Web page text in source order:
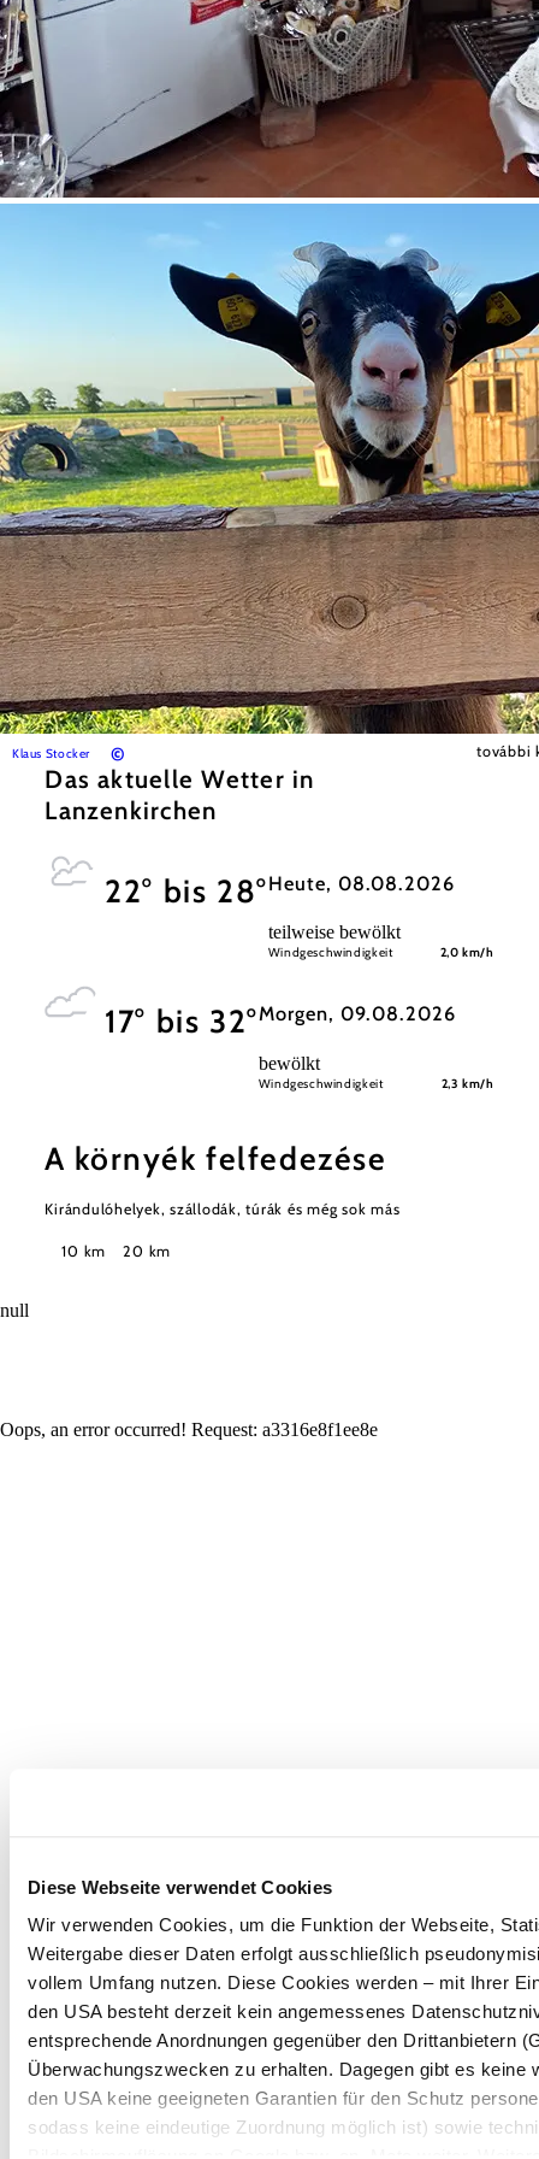
Diese Webseite verwendet Cookies
Wir verwenden Cookies, um die Funktion der Webseite,
Weitergabe dieser Daten erfolgt ausschließlich
vollem Umfang nutzen. Diese Cookies werden – mit Ihrer
den USA besteht derzeit kein angemessenes
entsprechende Anordnungen gegenüber den Drittanbietern
Überwachungszwecken zu erhalten. Dagegen gibt es
den USA keine geeigneten Garantien für den Schutz
sodass keine eindeutige Zuordnung möglich ist) sowie
©
Klaus Stocker további
Das aktuelle Wetter in
Lanzenkirchen
22° bis 28°Heute, 08.08.2026
teilweise bewölkt
Windgeschwindigkeit 2,0 km/h
17° bis 32°Morgen, 09.08.2026
bewölkt
Windgeschwindigkeit 2,3 km/h
A környék felfedezése
Kirándulóhelyek, szállodák, túrák és még sok más
Keresési
10 km 20 km
null
Oops, an error occurred! Request: a3316e8f1ee8e